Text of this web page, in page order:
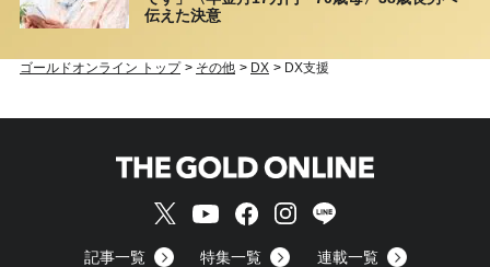
伝えた決意
ゴールドオンライン トップ > その他 > DX > DX支援
記事一覧 特集一覧 連載一覧